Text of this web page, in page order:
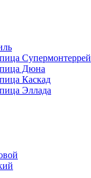
Супермонтеррей
Дюна
Каскад
Эллада